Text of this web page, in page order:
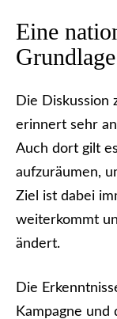
Eine
Die Diskussion
erinnert sehr
Auch dort gilt
aufzuräumen,
Ziel ist dabei
weiterkommt
ändert.
Die
Kampagne